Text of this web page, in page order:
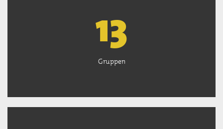
13
Gruppen